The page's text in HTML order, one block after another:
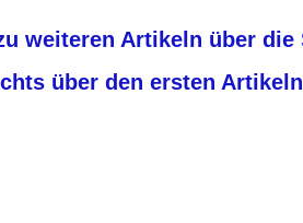
weiteren Artikeln über
über den ersten